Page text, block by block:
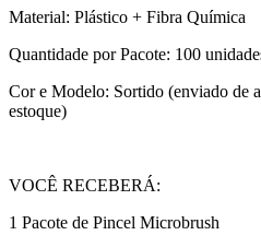
Material: Plástico + Fibra Química
Quantidade por Pacote: 100
Cor e Modelo: Sortido (enviado de
estoque)
VOCÊ RECEBERÁ:
1 Pacote de Pincel Microbrush